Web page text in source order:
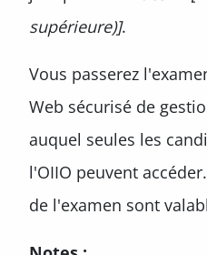
supérieure)].
Vous passerez
Web sécurisé de
auquel seules les
l'OIIO peuvent
de l'examen sont